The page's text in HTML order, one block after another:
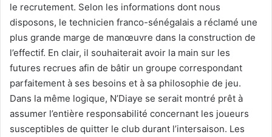
le recrutement. Selon les informations dont nous
disposons, le technicien franco-sénégalais a réclamé une
plus grande marge de manœuvre dans la construction de
l’effectif. En clair, il souhaiterait avoir la main sur les
futures recrues afin de bâtir un groupe correspondant
parfaitement à ses besoins et à sa philosophie de jeu.
Dans la même logique, N’Diaye se serait montré prêt à
assumer l’entière responsabilité concernant les joueurs
susceptibles de quitter le club durant l’intersaison. Les